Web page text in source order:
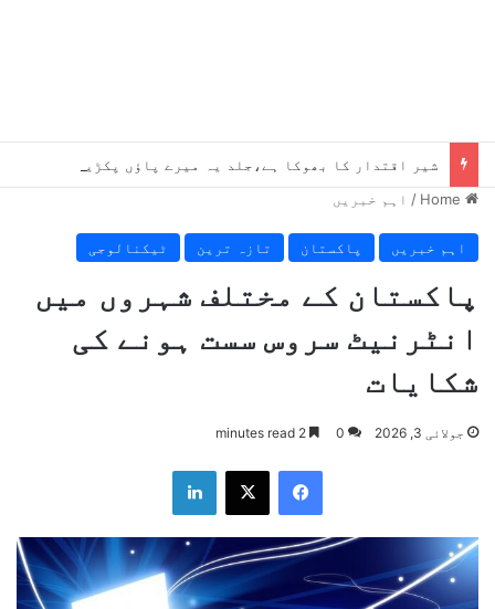
/ اہم خبریں
اہم خبریں پاکستان تازہ ترین ٹیکنالوجی
پاکستان کے مختلف شہروں میں
انٹرنیٹ سروس سست ہونے کی
شکایات
جولائی 3, 2026 0